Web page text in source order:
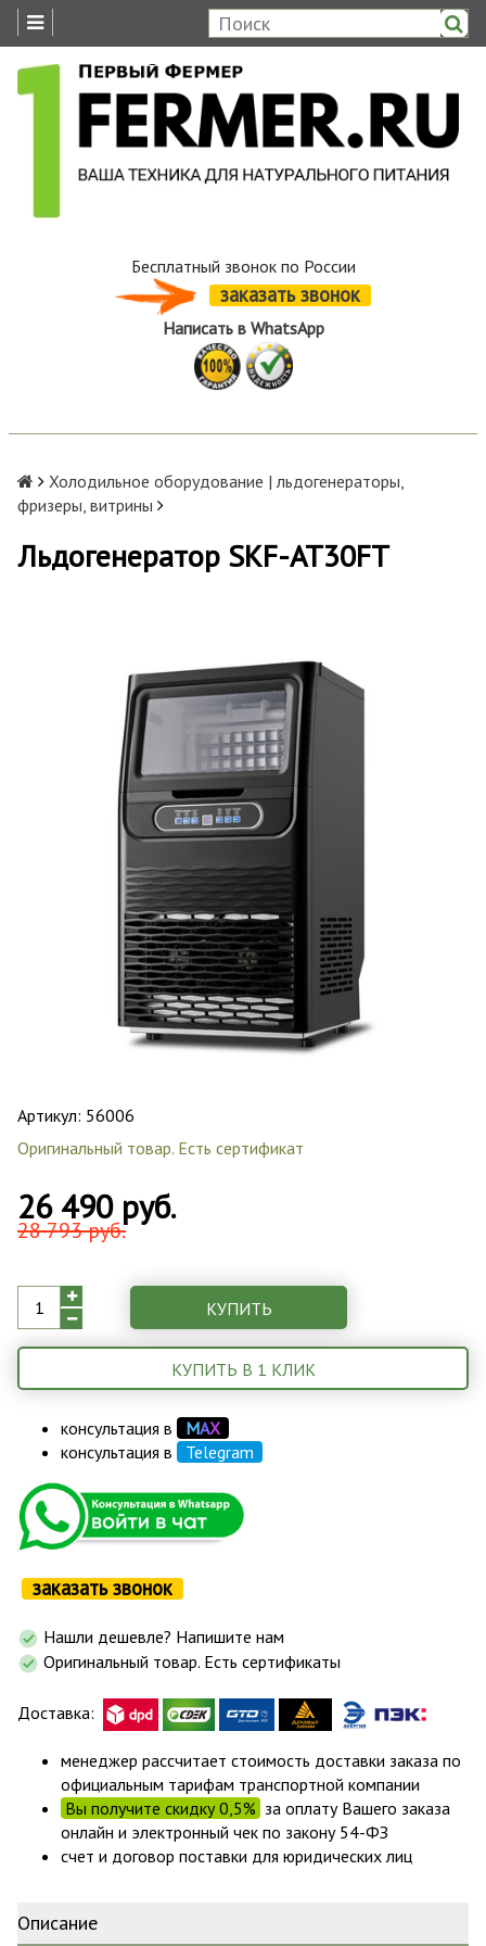
Бесплатный звонок по России
заказать звонок
Написать в WhatsApp
Холодильное оборудование | льдогенераторы,
фризеры, витрины
Льдогенератор SKF-AT30FT
Артикул: 56006
Оригинальный товар. Есть сертификат
26 490 руб.
28 793 руб.
КУПИТЬ
КУПИТЬ В 1 КЛИК
консультация в МАХ
консультация в Telegram
заказать звонок
Нашли дешевле? Напишите нам
Оригинальный товар. Есть сертификаты
Доставка:
менеджер рассчитает стоимость доставки заказа по
официальным тарифам транспортной компании
Вы получите скидку 0,5% за оплату Вашего заказа
онлайн и электронный чек по закону 54-ФЗ
счет и договор поставки для юридических лиц
Описание